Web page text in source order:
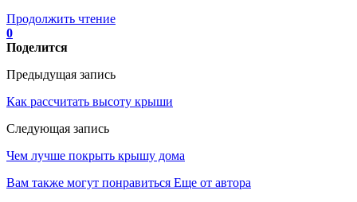
Продолжить чтение
0
Поделится
Предыдущая запись
Как рассчитать высоту крыши
Следующая запись
Чем лучше покрыть крышу дома
Вам также могут понравиться Еще от автора